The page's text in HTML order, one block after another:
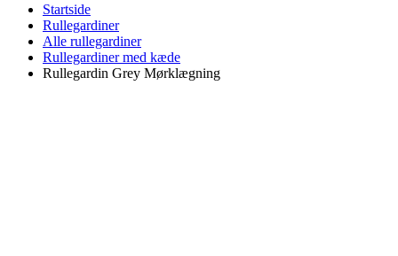
Startside
Rullegardiner
Alle rullegardiner
Rullegardiner med kæde
Rullegardin Grey Mørklægning